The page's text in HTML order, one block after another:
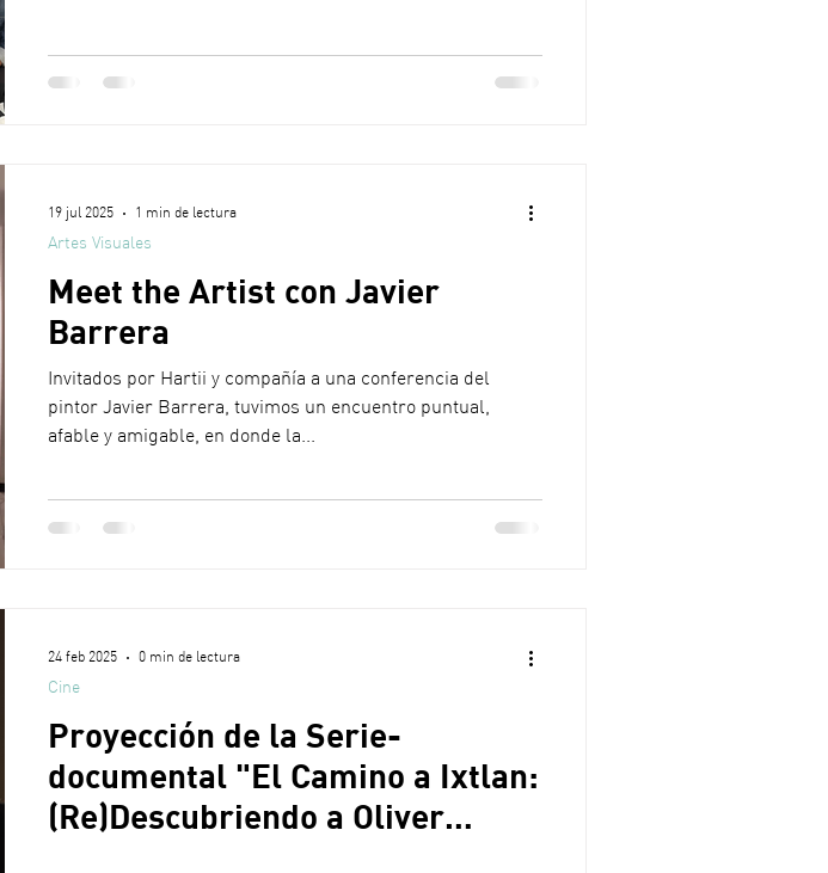
se analizaron los acontecimientos que influyeron en su
propuesta musical, la construcción de su identidad visual y
Meet the Artist con Javier
Barrera
Invitados por Hartii y compañía a una conferencia del
pintor Javier Barrera, tuvimos un encuentro puntual,
afable y amigable, en donde la...
Artes Visuales
19 jul 2025 1 min de lectura
Proyección de la Serie-
documental "El Camino a Ixtlan:
(Re)Descubriendo a Oliver
Cine
24 feb 2025 0 min de lectura